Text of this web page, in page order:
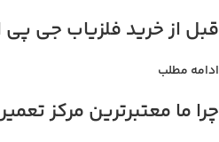
قبل از خرید فلزیاب جی پی ایکس 5000 بدانید: مزایا،
ادامه مطلب
چرا ما معتبرترین مرکز